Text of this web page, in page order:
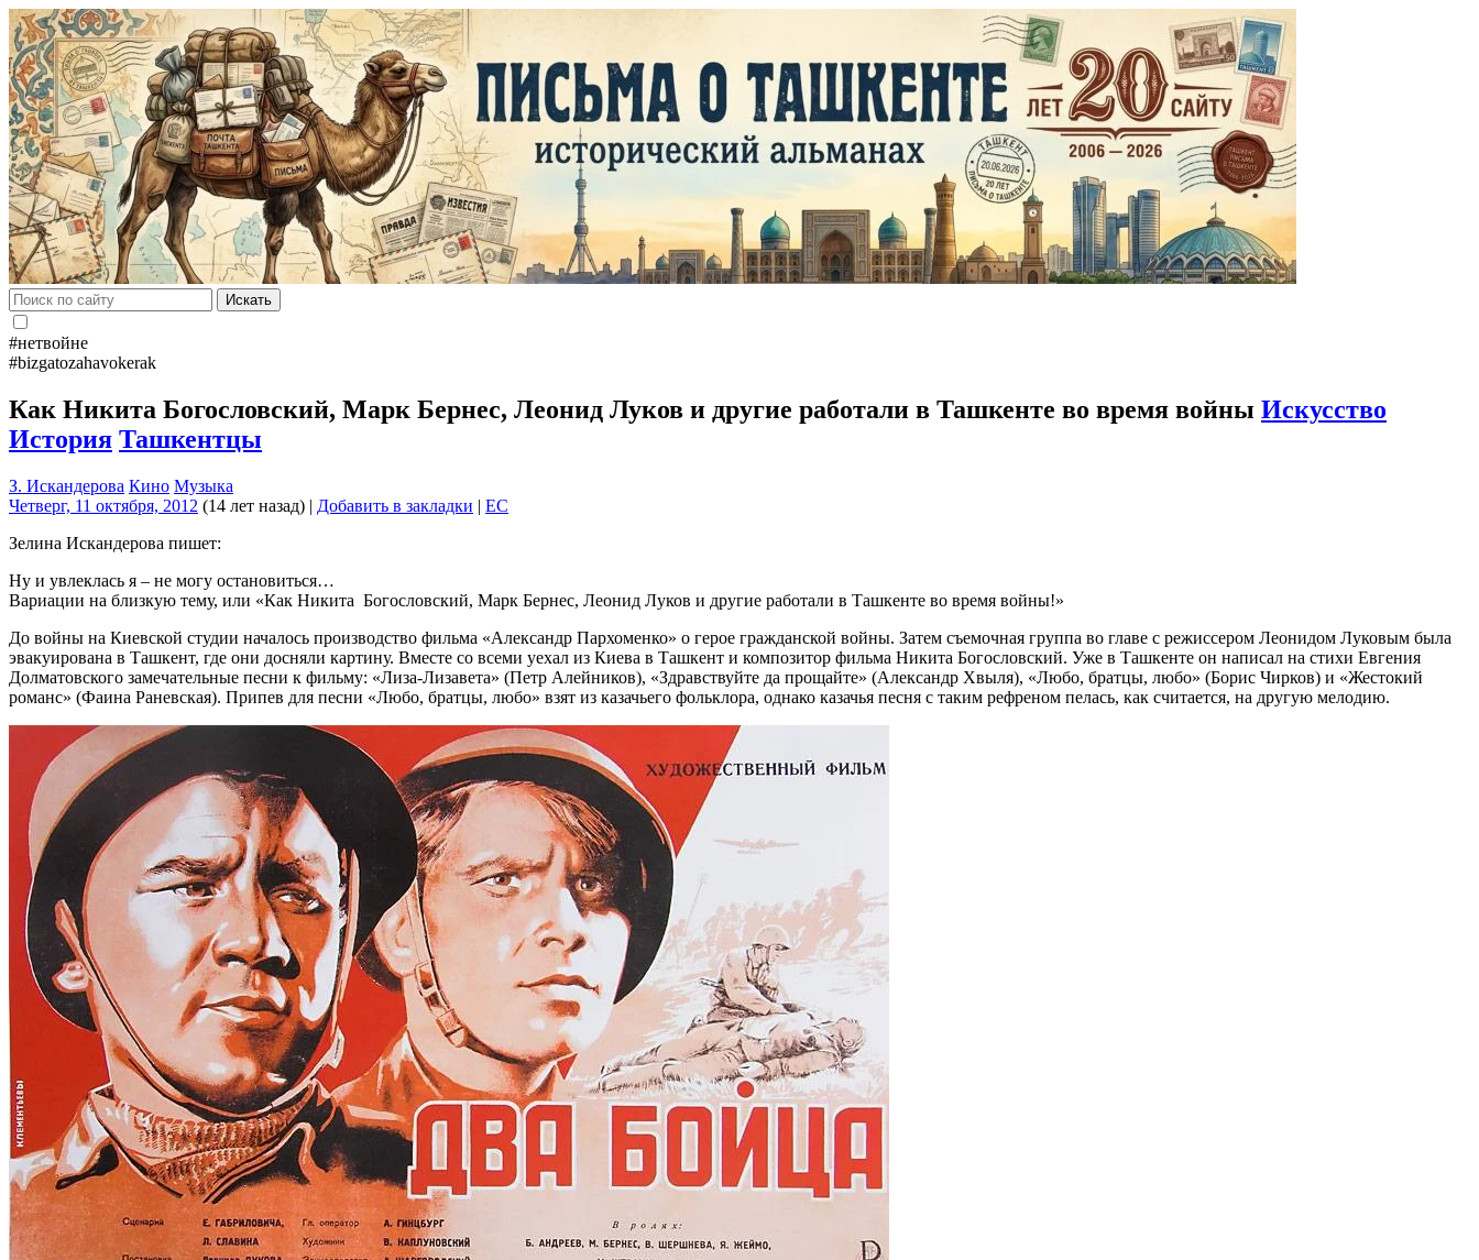
Искать
#нетвойне
#bizgatozahavokerak
Как Никита Богословский, Марк Бернес, Леонид Луков и другие работали в Ташкенте во время войны Искусство
История Ташкентцы
З. Искандерова Кино Музыка
Четверг, 11 октября, 2012 (14 лет назад) | Добавить в закладки | EC
Зелина Искандерова пишет:
Ну и увлеклась я – не могу остановиться…
Вариации на близкую тему, или «Как Никита Богословский, Марк Бернес, Леонид Луков и другие работали в Ташкенте во время войны!»
До войны на Киевской студии началось производство фильма «Александр Пархоменко» о герое гражданской войны. Затем съемочная группа во главе с режиссером Леонидом Луковым была
эвакуирована в Ташкент, где они досняли картину. Вместе со всеми уехал из Киева в Ташкент и композитор фильма Никита Богословский. Уже в Ташкенте он написал на стихи Евгения
Долматовского замечательные песни к фильму: «Лиза-Лизавета» (Петр Алейников), «Здравствуйте да прощайте» (Александр Хвыля), «Любо, братцы, любо» (Борис Чирков) и «Жестокий
романс» (Фаина Раневская). Припев для песни «Любо, братцы, любо» взят из казачьего фольклора, однако казачья песня с таким рефреном пелась, как считается, на другую мелодию.